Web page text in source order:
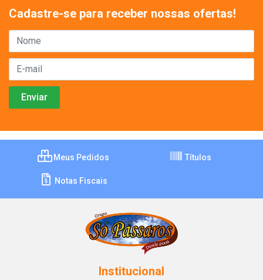
Cadastre-se para receber nossas ofertas!
Meus Pedidos Títulos
Notas Fiscais
Institucional